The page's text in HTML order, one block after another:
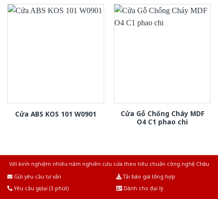
Cửa ABS KOS 101 W0901
Cửa Gỗ Chống Cháy MDF
O4 C1 phao chi
Với kinh nghiệm nhiêu năm nghiên cứu cửa theo tiêu chuẩn công nghệ Châu
Gửi yêu cầu tư vấn
Tải báo giá tổng hợp
Yêu cầu gọi lại (3 phút)
Dành cho đại lý